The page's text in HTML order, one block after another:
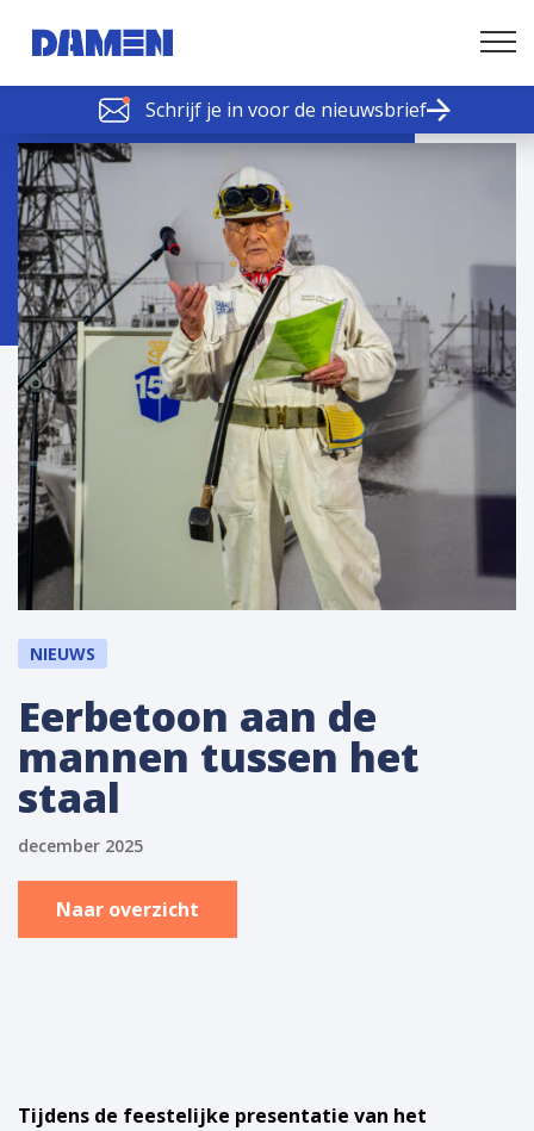
Schrijf je in voor de nieuwsbrief
SCHELDE SCHAKELS
Nieuws of tips
NIEUWS
Eerbetoon aan de
mannen tussen het
staal
december 2025
Naar overzicht
Tijdens de feestelijke presentatie van het